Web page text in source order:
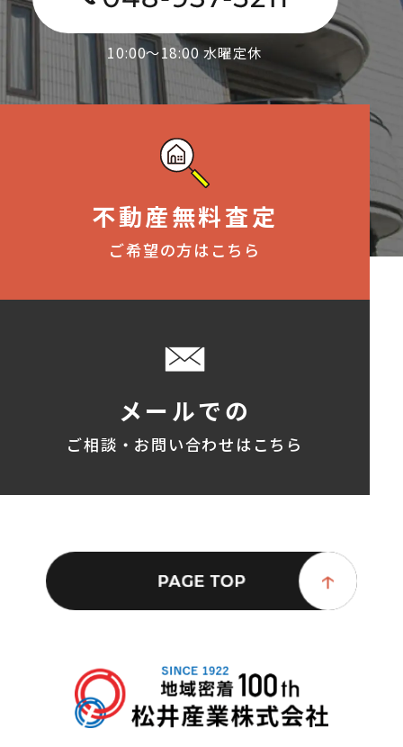
10:00～18:00 水曜定休
不動産無料査定
ご希望の方はこちら
メールでの
ご相談・お問い合わせはこちら